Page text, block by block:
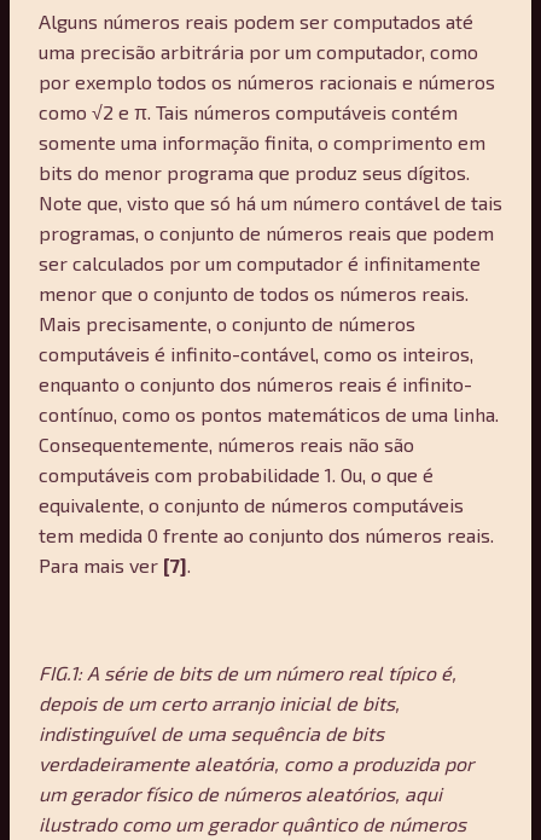
Alguns números reais podem ser computados até
uma precisão arbitrária por um computador, como
por exemplo todos os números racionais e números
como √2 e π. Tais números computáveis contém
somente uma informação finita, o comprimento em
bits do menor programa que produz seus dígitos.
Note que, visto que só há um número contável de tais
programas, o conjunto de números reais que podem
ser calculados por um computador é infinitamente
menor que o conjunto de todos os números reais.
Mais precisamente, o conjunto de números
computáveis é infinito-contável, como os inteiros,
enquanto o conjunto dos números reais é infinito-
contínuo, como os pontos matemáticos de uma linha.
Consequentemente, números reais não são
computáveis com probabilidade 1. Ou, o que é
equivalente, o conjunto de números computáveis
tem medida 0 frente ao conjunto dos números reais.
Para mais ver [7]
FIG.1: A série de bits de um número real típico é,
depois de um certo arranjo inicial de bits,
indistinguível de uma sequência de bits
verdadeiramente aleatória, como a produzida por
um gerador físico de números aleatórios, aqui
ilustrado como um gerador quântico de números